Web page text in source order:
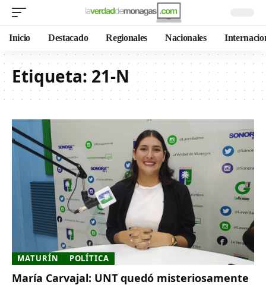
Inicio Destacado Regionales Nacionales
Etiqueta: 21-N
MATURÍN POLÍTICA
María Carvajal: UNT quedó misteriosamente